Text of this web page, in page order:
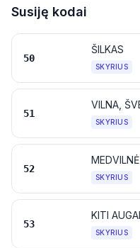
Susiję kodai
50
ŠILKAS
SKYRIUS
51
SKYRIUS
52
MEDVILNĖ
SKYRIUS
53
SKYRIUS